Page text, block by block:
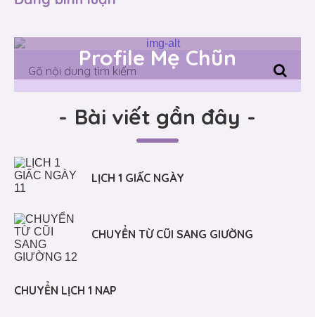
Profile Mẹ Chũn
- Bài viết gần đây -
LỊCH 1 GIẤC NGÀY
CHUYỂN TỪ CŨI SANG GIƯỜNG
CHUYỂN LỊCH 1 NAP